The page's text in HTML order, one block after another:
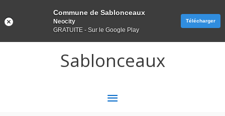
Sablonceaux
MENU
Commune de Sablonceaux
Neocity
GRATUITE - Sur le Google Play
Télécharger